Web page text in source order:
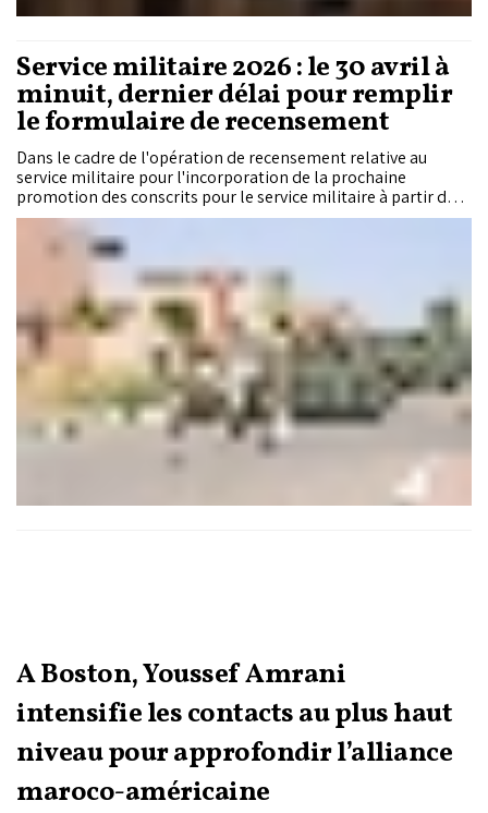
Service militaire 2026 : le 30 avril à
minuit, dernier délai pour remplir
le formulaire de recensement
Dans le cadre de l'opération de recensement relative au
service militaire pour l'incorporation de la prochaine
promotion des conscrits pour le service militaire à partir du
1er septembre 2026, en exécution des Hautes Instructions de
Sa Majesté le Roi Mohammed VI, que Dieu L'assiste, Chef
Suprême et Chef d’État-Major Général des Forces Armées
Royales, le ministre de l'Intérieur rappelle que l'opération de
recensement relative au service militaire au titre de l'année
2026, qui a débuté le 02 mars, prendra fin jeudi 30 avril à
minuit.
A Boston, Youssef Amrani
intensifie les contacts au plus haut
niveau pour approfondir l’alliance
maroco-américaine